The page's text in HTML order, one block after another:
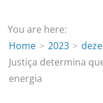
You are here:
Home
2023
Justiça determina
energia